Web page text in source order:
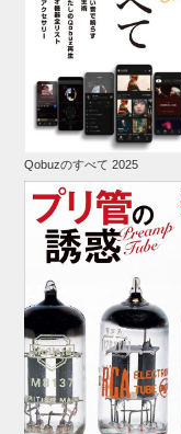
Qobuzのすべて 2025